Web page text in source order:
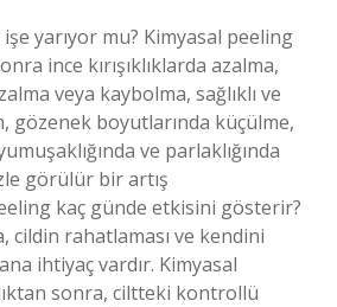
yarıyor mu? Kimyasal peeling
ince kırışıklıklarda azalma,
veya kaybolma, sağlıklı ve
boyutlarında küçülme,
ve parlaklığında
görülür bir artış
kaç günde etkisini gösterir?
cildin rahatlaması ve kendini
ihtiyaç vardır. Kimyasal
sonra, ciltteki kontrollü